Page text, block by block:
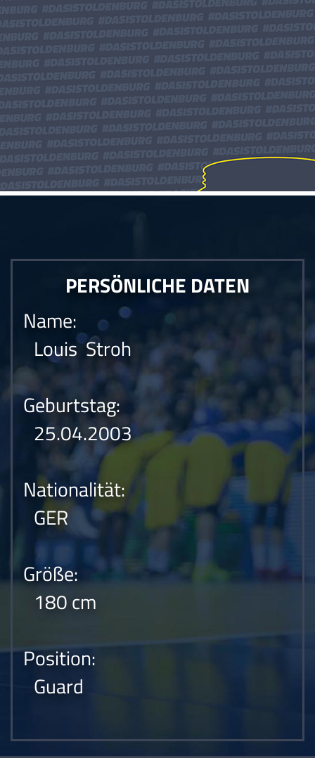
PERSÖNLICHE DATEN
Name:
Louis Stroh
Geburtstag:
25.04.2003
Nationalität:
GER
Größe:
180 cm
Position:
Guard